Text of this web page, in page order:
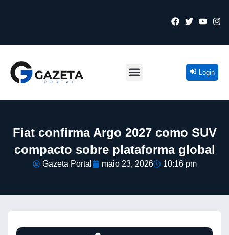
Login
Fiat confirma Argo 2027 como SUV
compacto sobre plataforma global
Gazeta Portal maio 23, 2026 10:16 pm